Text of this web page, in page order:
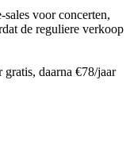
voor concerten,
de reguliere verkoop
gratis, daarna €78/jaar